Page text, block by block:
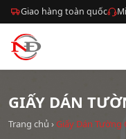
Giao hàng toàn quốc
GIẤY DÁN
Trang chủ › Giấy Dán Tường